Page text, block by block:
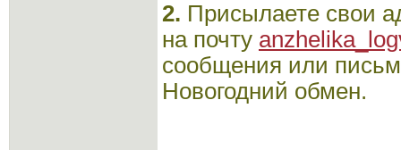
2. Присылаете свои
на почту
сообщения или
Новогодний обмен.